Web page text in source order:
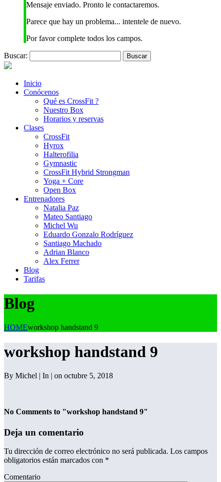
Mensaje enviado. Pronto le contactaremos.
Parece que hay un problema... intentele de nuevo.
Por favor complete todos los campos.
Buscar:
Inicio
Conócenos
Qué es CrossFit ?
Nuestro Box
Horarios y reservas
Clases
CrossFit
Hyrox
Halterofilia
Gymnastic
CrossFit Hybrid Strongman
Yoga + Core
Open Box
Entrenadores
Natalia Paz
Mateo Santiago
Michel Wu
Eduardo Gonzalo Rodríguez
Santiago Machado
Adrian Blanco
Alex Ferrer
Blog
Tarifas
Blog
HOMEworkshop handstand 9
workshop handstand 9
By Michel | In | on octubre 5, 2018
No Comments to "workshop handstand 9"
Deja un comentario
Tu dirección de correo electrónico no será publicada. Los campos
obligatorios están marcados con *
Comentario